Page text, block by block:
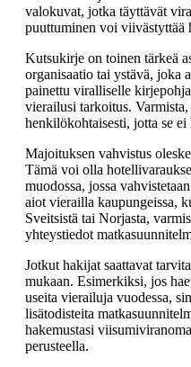
valokuvat, jotka täyttävät
puuttuminen voi viivästyttää
Kutsukirje on toinen tärkeä
organisaatio tai ystävä, joka
painettu viralliselle
vierailusi tarkoitus.
henkilökohtaisesti, jotta se ei
Majoituksen vahvistus
Tämä voi olla
muodossa, jossa
aiot vierailla kaupungeissa,
Sveitsistä tai Norjasta,
yhteystiedot
Jotkut hakijat saattavat
mukaan. Esimerkiksi, jos
useita vierailuja vuodessa,
lisätodisteita
hakemustasi
perusteella.